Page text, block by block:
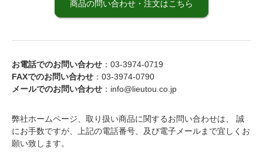
商品の問い合わせ・注文はこちら
お電話でのお問い合わせ ：03-3974-0719
FAXでのお問い合わせ ：03-3974-0790
メールでのお問い合わせ ：info@lieutou.co.jp
弊社ホームページ、取り扱い商品に関するお問い合わせは、 誠
にお手数ですが、上記の電話番号、及び電子メールまで宜しくお
願い致します。